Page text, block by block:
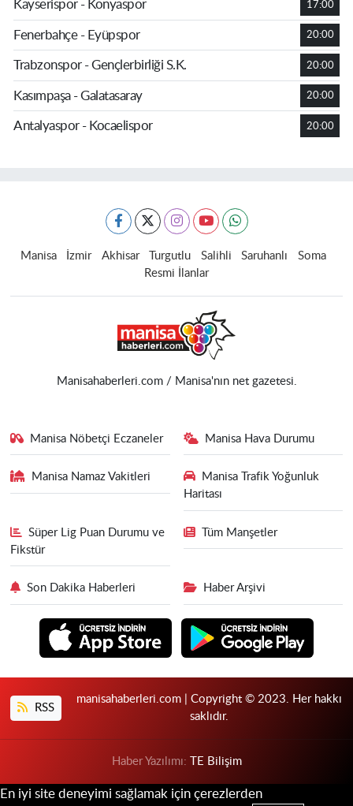
Kayserispor - Konyaspor
17:00
Fenerbahçe - Eyüpspor 20:00
Trabzonspor - Gençlerbirliği S.K. 20:00
Kasımpaşa - Galatasaray 20:00
Antalyaspor - Kocaelispor 20:00
Manisa İzmir Akhisar Turgutlu Salihli Saruhanlı
Soma
Resmi İlanlar
Manisahaberleri.com / Manisa'nın net gazetesi.
Manisa Nöbetçi Eczaneler Manisa Hava Durumu
Manisa Namaz Vakitleri
Manisa Trafik Yoğunluk
Haritası
Süper Lig Puan Durumu ve
Fikstür
Tüm Manşetler
Son Dakika Haberleri Haber Arşivi
RSS
manisahaberleri.com | Copyright © 2023. Her hakkı
saklıdır.
Haber Yazılımı: TE Bilişim
En iyi site deneyimi sağlamak için çerezlerden